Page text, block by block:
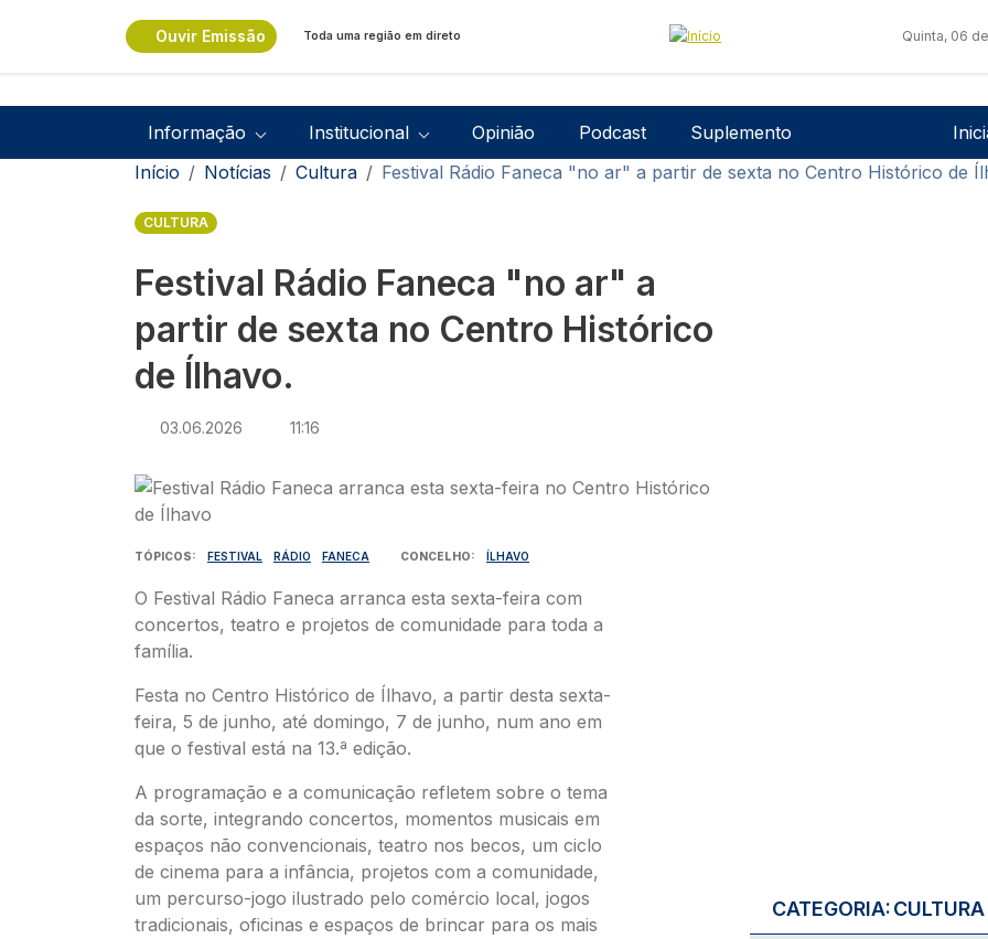
Ouvir Emissão Toda uma região em direto Quinta, 06
Navegação principal
Informação Institucional Opinião Podcast Suplemento
Navegação estrutural
Início Notícias Cultura Festival Rádio Faneca "no ar" a partir de sexta no Centro Histórico de
CULTURA
Festival Rádio Faneca "no ar" a
partir de sexta no Centro Histórico
de Ílhavo.
03.06.2026 11:16
Imagem
TÓPICOS FESTIVAL RÁDIO FANECA CONCELHO ÍLHAVO
O Festival Rádio Faneca arranca esta sexta-feira com
concertos, teatro e projetos de comunidade para toda a
família.
Festa no Centro Histórico de Ílhavo, a partir desta sexta-
feira, 5 de junho, até domingo, 7 de junho, num ano em
que o festival está na 13.ª edição.
A programação e a comunicação refletem sobre o tema
da sorte, integrando concertos, momentos musicais em
espaços não convencionais, teatro nos becos, um ciclo
de cinema para a infância, projetos com a comunidade,
um percurso-jogo ilustrado pelo comércio local, jogos
tradicionais, oficinas e espaços de brincar para os mais
CATEGORIA:CULTURA